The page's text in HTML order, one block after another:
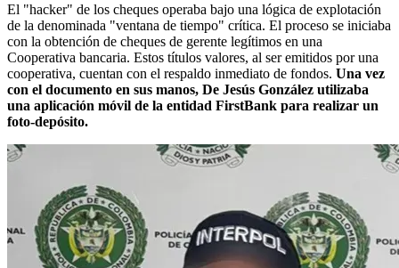
El "hacker" de los cheques operaba bajo una lógica de explotación
de la denominada "ventana de tiempo" crítica. El proceso se iniciaba
con la obtención de cheques de gerente legítimos en una
Cooperativa bancaria. Estos títulos valores, al ser emitidos por una
cooperativa, cuentan con el respaldo inmediato de fondos. Una vez
con el documento en sus manos, De Jesús González utilizaba
una aplicación móvil de la entidad FirstBank para realizar un
foto-depósito.